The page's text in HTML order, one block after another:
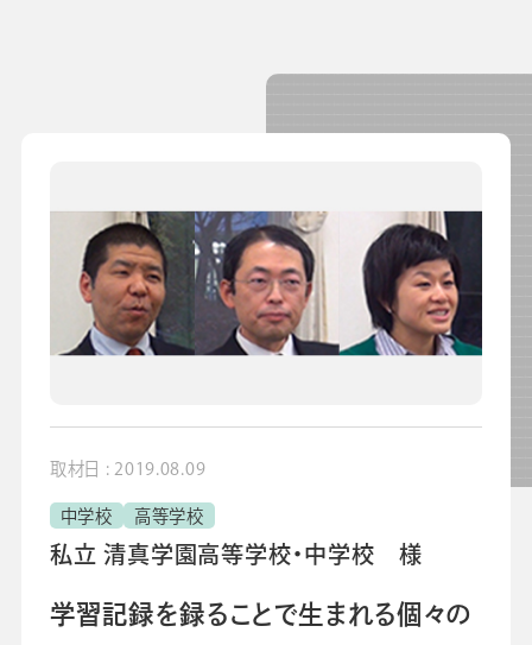
校長・副校長インタビュー
先生の学び応援コラム
SDGsの取組み
お知らせ
取材日 : 2019.08.09
中学校 高等学校
私立 清真学園高等学校・中学校 様
学習記録を録ることで生まれる個々の